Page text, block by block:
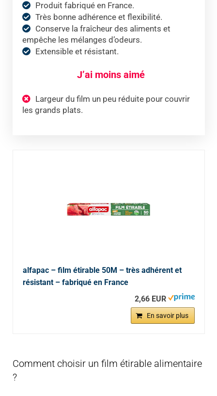
Produit fabriqué en France.
Très bonne adhérence et flexibilité.
Conserve la fraîcheur des aliments et
empêche les mélanges d’odeurs.
Extensible et résistant.
J’ai moins aimé
Largeur du film un peu réduite pour couvrir
les grands plats.
alfapac – film étirable 50M – très adhérent et
résistant – fabriqué en France
2,66 EUR
En savoir plus
Comment choisir un film étirable alimentaire
?